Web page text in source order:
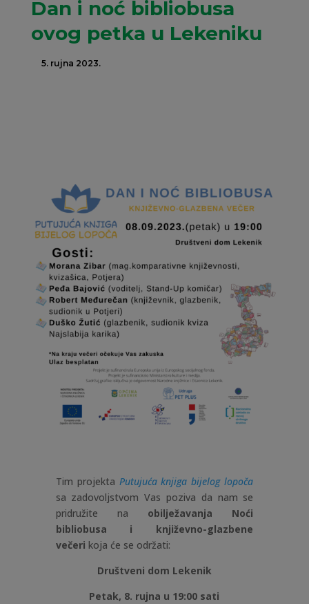
Dan i noć bibliobusa
ovog petka u Lekeniku
5. rujna 2023.
Tim projekta Putujuća knjiga bijelog lopoča
sa zadovoljstvom Vas poziva da nam se
pridružite na obilježavanja Noći
bibliobusa i književno-glazbene
večeri koja će se održati:
Društveni dom Lekenik
Petak, 8. rujna u 19:00 sati